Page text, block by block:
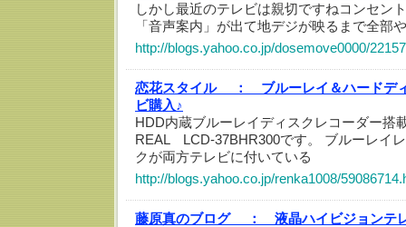
しかし最近のテレビは親切ですねコンセン
「音声案内」が出て地デジが映るまで全部
http://blogs.yahoo.co.jp/dosemove0000/
恋花スタイル ：
ブルーレイ＆ハードデ
ビ購入♪
HDD内蔵ブルーレイディスクレコーダー搭
REAL LCD-37BHR300です。 ブルーレイ
クが両方テレビに付いている
http://blogs.yahoo.co.jp/renka1008/
藤原真のブログ ：
液晶ハイビジョンテ